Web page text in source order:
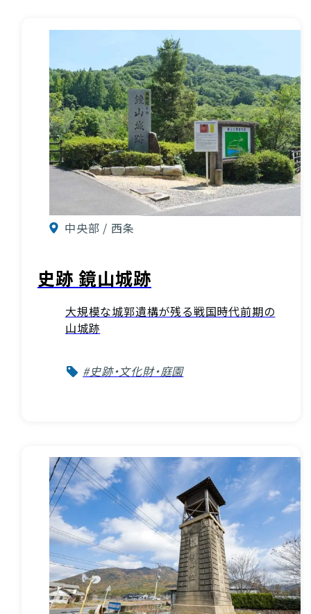
中央部 / 西条
史跡 鏡山城跡
大規模な城郭遺構が残る戦国時代前期の
山城跡
#史跡・文化財・庭園